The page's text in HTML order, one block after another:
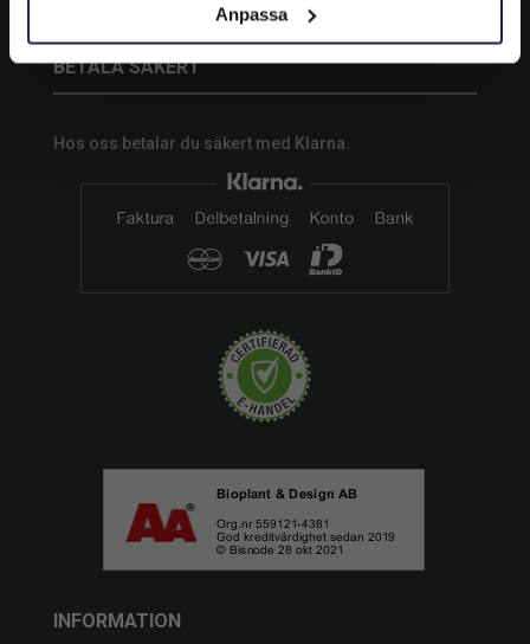
Anpassa
BETALA SÄKERT
Hos oss betalar du säkert med Klarna.
INFORMATION